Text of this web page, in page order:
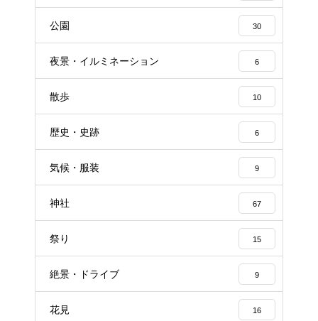
公園 30
夜景・イルミネーション 6
散歩 10
歴史・史跡 6
気候・服装 9
神社 67
祭り 15
絶景・ドライブ 9
花見 16